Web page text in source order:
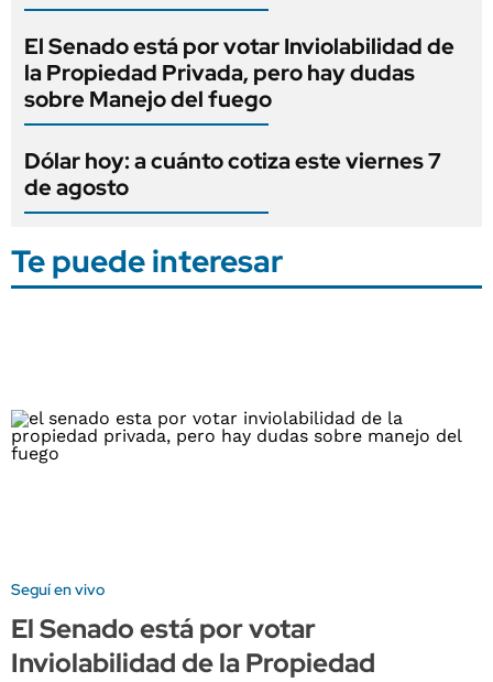
El Senado está por votar Inviolabilidad de
la Propiedad Privada, pero hay dudas
sobre Manejo del fuego
Dólar hoy: a cuánto cotiza este viernes 7
de agosto
Te puede interesar
Seguí en vivo
El Senado está por votar
Inviolabilidad de la Propiedad